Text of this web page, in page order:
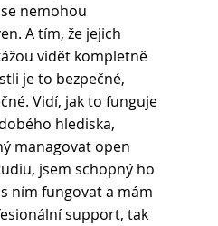
nemohou
A tím, že jejich
vidět kompletně
je to bezpečné,
Vidí, jak to funguje
hlediska,
managovat open
jsem schopný ho
ním fungovat a mám
support, tak